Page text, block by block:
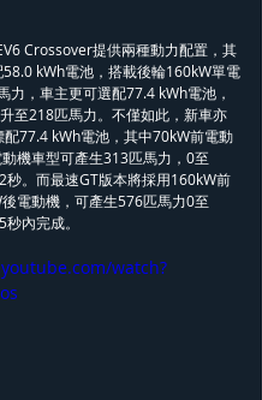
Crossover提供兩種動力配置，其
58.0 kWh電池，搭載後輪160kW單電
力，車主更可選配77.4 kWh電池，
至218匹馬力。不僅如此，新車亦
77.4 kWh電池，其中70kW前電動
機車型可產生313匹馬力，0至
秒。而最速GT版本將採用160kW前
電動機，可產生576匹馬力0至
內完成。
watch?